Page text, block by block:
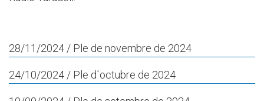
28/11/2024 / Ple de novembre de 2024
24/10/2024 / Ple d´octubre de 2024